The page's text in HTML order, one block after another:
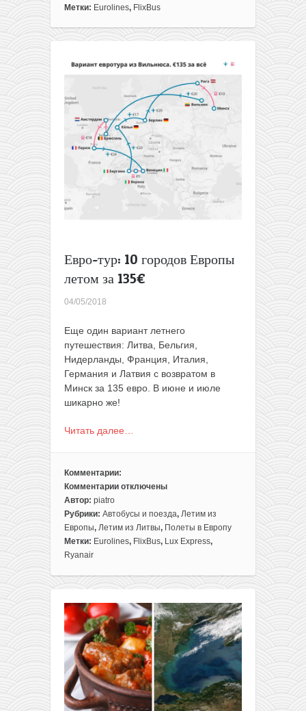
тур:
Берлин,
Прага
и
Варшава
за
48€
Метки: Eurolines, FlixBus
Евро-тур: 10 городов Европы
летом за 135€
04/05/2018
Еще один вариант летнего
путешествия: Литва, Бельгия,
Нидерланды, Франция, Италия,
Германия и Латвия с возвратом в
Минск за 135 евро. В июне и июле
шикарно же!
Читать далее…
Комментарии:
Комментарии
к
записи
Евро-
тур:
10
Европы
за
135€
отключены
Автор: piatro
Рубрики: Автобусы и поезда, Летим из
Европы, Летим из Литвы, Полеты в Европу
Метки: Eurolines, FlixBus, Lux Express,
Ryanair